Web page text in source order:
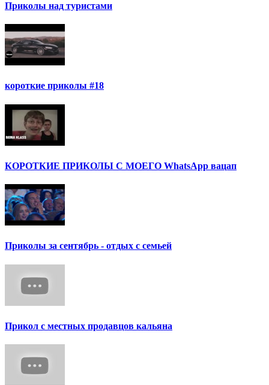
Приколы над туристами
короткие приколы #18
КОРОТКИЕ ПРИКОЛЫ С МОЕГО WhatsApp вацап
Приколы за сентябрь - отдых с семьей
Прикол с местных продавцов кальяна